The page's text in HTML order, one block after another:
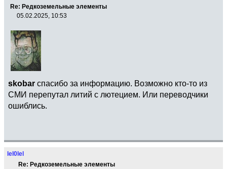
Re: Редкоземельные элементы
05.02.2025, 10:53
skobar спасибо за информацию. Возможно кто-то из
СМИ перепутал литий с лютецием. Или переводчики
ошиблись.
lel0lel
Re: Редкоземельные элементы